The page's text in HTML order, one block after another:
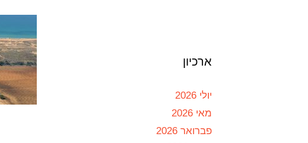
ארכיון
יולי 2026
מאי 2026
פברואר 2026